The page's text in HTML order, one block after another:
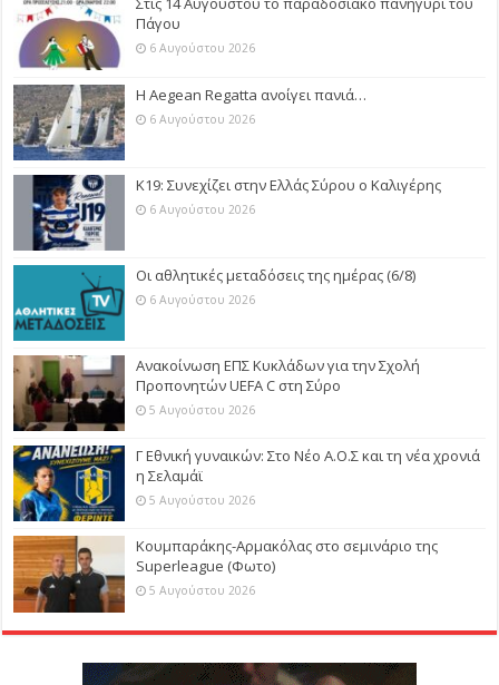
Πάγου
6 Αυγούστου 2026
Η Aegean Regatta ανοίγει πανιά…
6 Αυγούστου 2026
Κ19: Συνεχίζει στην Ελλάς Σύρου ο Καλιγέρης
6 Αυγούστου 2026
Οι αθλητικές μεταδόσεις της ημέρας (6/8)
6 Αυγούστου 2026
Ανακοίνωση ΕΠΣ Κυκλάδων για την Σχολή
Προπονητών UEFA C στη Σύρο
5 Αυγούστου 2026
Γ Εθνική γυναικών: Στο Νέο Α.Ο.Σ και τη νέα χρονιά
η Σελαμάϊ
5 Αυγούστου 2026
Κουμπαράκης-Αρμακόλας στο σεμινάριο της
Superleague (Φωτο)
5 Αυγούστου 2026